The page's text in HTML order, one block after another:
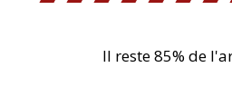
Il reste 85% de